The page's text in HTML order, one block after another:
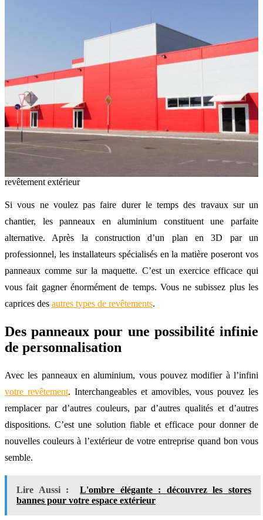
revêtement extérieur
Si vous ne voulez pas faire durer le temps des travaux sur un
chantier, les panneaux en aluminium constituent une parfaite
alternative. Après la construction d’un plan en 3D par un
professionnel, les installateurs spécialisés en la matière poseront vos
panneaux comme sur la maquette. C’est un exercice efficace qui
vous fait gagner énormément de temps. Vous ne subissez plus les
caprices des autres types de revêtements.
Des panneaux pour une possibilité infinie
de personnalisation
Avec les panneaux en aluminium, vous pouvez modifier à l’infini
votre revêtement. Interchangeables et amovibles, vous pouvez les
remplacer par d’autres couleurs, par d’autres qualités et d’autres
dispositions. C’est une solution fiable et efficace pour donner de
nouvelles couleurs à l’extérieur de votre entreprise quand bon vous
semble.
Lire Aussi :
L'ombre élégante : découvrez les stores
bannes pour votre espace extérieur